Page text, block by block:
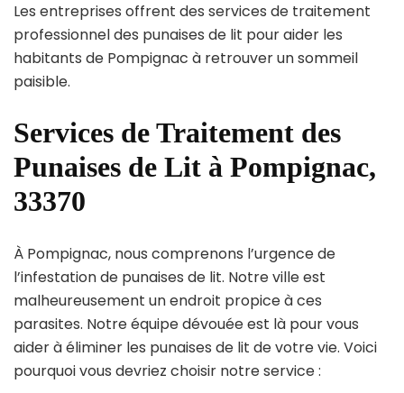
Les entreprises offrent des services de traitement
professionnel des punaises de lit pour aider les
habitants de Pompignac à retrouver un sommeil
paisible.
Services de Traitement des
Punaises de Lit à Pompignac,
33370
À Pompignac, nous comprenons l’urgence de
l’infestation de punaises de lit. Notre ville est
malheureusement un endroit propice à ces
parasites. Notre équipe dévouée est là pour vous
aider à éliminer les punaises de lit de votre vie. Voici
pourquoi vous devriez choisir notre service :